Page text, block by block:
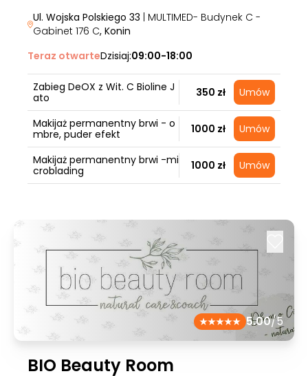
Ul. Wojska Polskiego 33 | MULTIMED- Budynek C -
Gabinet 176 C, Konin
Teraz otwarteDzisiaj:09:00-18:00
Zabieg DeOX z Wit. C Bioline J
ato
350 zł Umów
Makijaż permanentny brwi - o
mbre, puder efekt
1000 zł Umów
Makijaż permanentny brwi -mi
croblading
1000 zł Umów
5.00/5
BIO Beauty Room